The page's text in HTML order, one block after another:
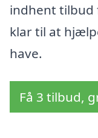
indhent tilbud
klar til at
have.
Få 3 tilbud,